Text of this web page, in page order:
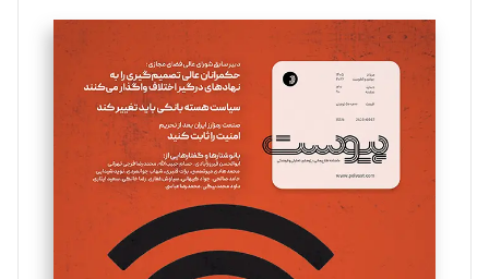
تحریریه
سروش کرمیان
تحریریه
مینا پاکدل